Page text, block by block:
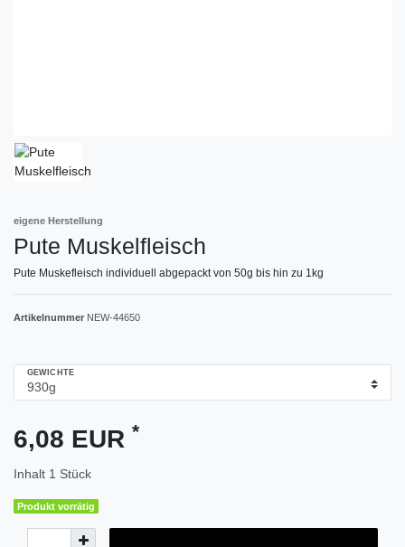
eigene Herstellung
Pute Muskelfleisch
Pute Muskefleisch individuell abgepackt von 50g bis hin zu 1kg
Artikelnummer NEW-44650
GEWICHTE
6,08 EUR *
Inhalt 1 Stück
Produkt vorrätig